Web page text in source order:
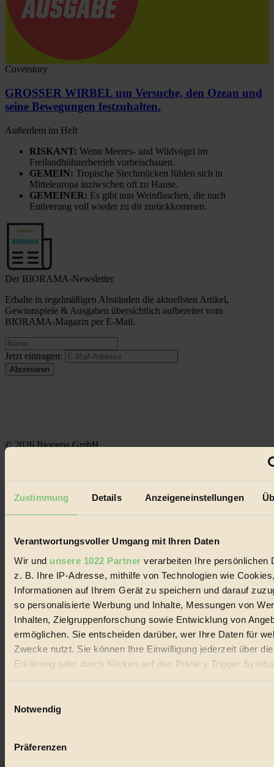
Zustimmung Details Anzeigeneinstellungen
Verantwortungsvoller Umgang mit Ihren Daten
Wir und unsere 1022 Partner verarbeiten Ihre persönlichen
z. B. Ihre IP-Adresse, mithilfe von Technologien wie
Informationen auf Ihrem Gerät zu speichern und darauf
so personalisierte Werbung und Inhalte, Messungen von
Inhalten, Zielgruppenforschung sowie Entwicklung von
ermöglichen. Sie entscheiden darüber, wer Ihre Daten für
Zwecke nutzt. Sie können Ihre Einwilligung jederzeit über
Erklärung oder durch Klicken auf das Privacy Trigger
oder widerrufen
Wenn Sie es erlauben, würden wir auch gerne:
Ihr Gerät durch aktives Scannen nach bestimmten
Notwendig
Präferenzen
Coverstory
GROSSER WIRBEL um Versuche, den Ozean und
seine Bewegungen festzuhalten.
Außerdem im Heft
RISKANT: Wenn Meeres- und Wildvögel im
Freilandhühnerbetrieb vorbeischauen.
GEMEIN: Tropische Stechmücken fühlen sich in
Mitteleuropa inziwschen oft zu Hause.
GEMEINER: Es gibt nun Weinflaschen, die nach
Entleerung voll wieder zu dir zurückkommen.
Der BIORAMA-Newsletter
Erhalte in regelmäßigen Abständen die aktuellsten Artikel,
Gewinnspiele & Ausgaben übersichtlich aufbereitet vom
BIORAMA-Magazin per E-Mail.
Jetzt eintragen:
© 2026 Biorama GmbH
Handels mit Bioprodukten, des Fair-Trade sowie der Branche
Social Media
22.601 Fans auf Facebook
3.415 Follower auf Twitter
Folge uns auf Instagram
Themen
Bio
Vegan